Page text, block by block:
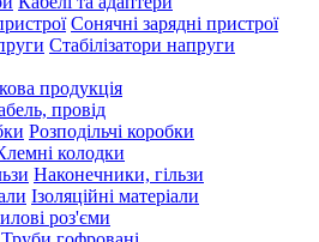
Сонячні зарядні пристрої
Стабілізатори напруги
продукція
провід
Розподільчі коробки
колодки
Наконечники, гільзи
Ізоляційні матеріали
роз'єми